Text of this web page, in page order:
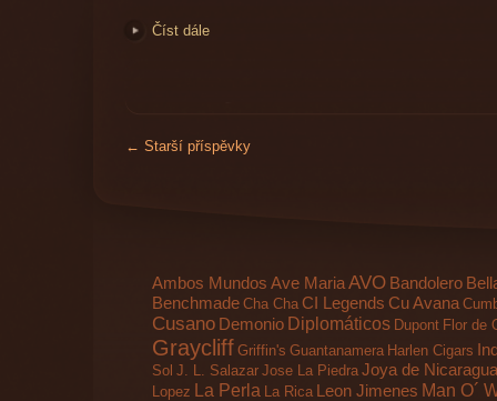
Číst dále
← Starší příspěvky
Ambos Mundos Ave MariaAVO Bandolero
Benchmade Cha Cha CI Legends Cu Avana
Cusano Demonio Diplomáticos Dupont Flor de
Graycliff Griffin's Guantanamera Harlen Cigars
Sol J. L. Salazar Jose La Piedra Joya de Nicaragua
Lopez La Perla La Rica Leon Jimenes Man O´